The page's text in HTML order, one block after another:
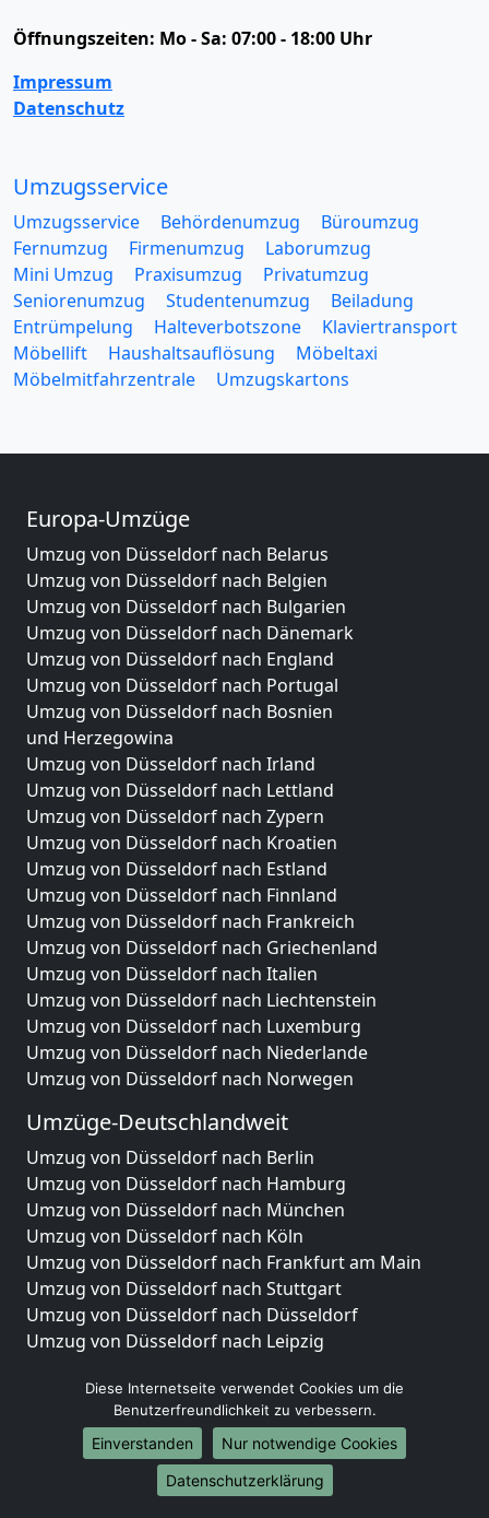
Öffnungszeiten: Mo - Sa: 07:00 - 18:00 Uhr
Impressum
Datenschutz
Umzugsservice
Umzugsservice Behördenumzug
Büroumzug
Fernumzug
Firmenumzug
Laborumzug
Mini Umzug
Praxisumzug
Privatumzug
Seniorenumzug
Studentenumzug
Beiladung
Entrümpelung
Halteverbotszone
Klaviertransport
Möbellift
Haushaltsauflösung
Möbeltaxi
Möbelmitfahrzentrale
Umzugskartons
Europa-Umzüge
Umzug von Düsseldorf nach Belarus
Umzug von Düsseldorf nach Belgien
Umzug von Düsseldorf nach Bulgarien
Umzug von Düsseldorf nach Dänemark
Umzug von Düsseldorf nach England
Umzug von Düsseldorf nach Portugal
Umzug von Düsseldorf nach Bosnien
und Herzegowina
Umzug von Düsseldorf nach Irland
Umzug von Düsseldorf nach Lettland
Umzug von Düsseldorf nach Zypern
Umzug von Düsseldorf nach Kroatien
Umzug von Düsseldorf nach Estland
Umzug von Düsseldorf nach Finnland
Umzug von Düsseldorf nach Frankreich
Umzug von Düsseldorf nach Griechenland
Umzug von Düsseldorf nach Italien
Umzug von Düsseldorf nach Liechtenstein
Umzug von Düsseldorf nach Luxemburg
Umzug von Düsseldorf nach Niederlande
Umzug von Düsseldorf nach Norwegen
Umzüge-Deutschlandweit
Umzug von Düsseldorf nach Berlin
Umzug von Düsseldorf nach Hamburg
Umzug von Düsseldorf nach München
Umzug von Düsseldorf nach Köln
Umzug von Düsseldorf nach Frankfurt am Main
Umzug von Düsseldorf nach Stuttgart
Umzug von Düsseldorf nach Düsseldorf
Umzug von Düsseldorf nach Leipzig
Umzug von Düsseldorf nach Essen
Umzug von Düsseldorf nach Bremen
Umzug von Düsseldorf nach Dresden
Umzug von Düsseldorf nach Hannover
Umzug von Düsseldorf nach Nürnberg
Diese Internetseite verwendet Cookies um die
Benutzerfreundlichkeit zu verbessern.
Einverstanden
Nur notwendige Cookies
Datenschutzerklärung